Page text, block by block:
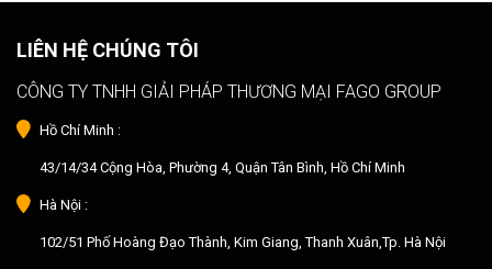
LIÊN HỆ CHÚNG TÔI
CÔNG TY TNHH GIẢI PHÁP THƯƠNG MẠI FAGO GROUP
Hồ Chí Minh :
43/14/34 Cộng Hòa, Phường 4, Quận Tân Bình, Hồ Chí Minh
Hà Nội :
102/51 Phố Hoàng Đạo Thành, Kim Giang, Thanh Xuân,Tp. Hà Nội